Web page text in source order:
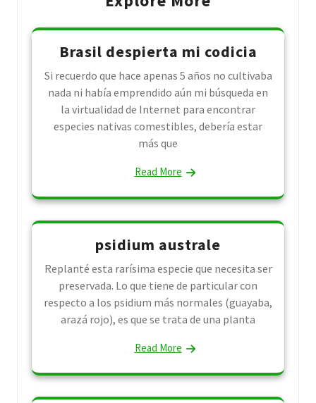
Brasil despierta mi codicia
Si recuerdo que hace apenas 5 años no cultivaba
nada ni había emprendido aún mi búsqueda en
la virtualidad de Internet para encontrar
especies nativas comestibles, debería estar
más que
Read More
psidium australe
Replanté esta rarísima especie que necesita ser
preservada. Lo que tiene de particular con
respecto a los psidium más normales (guayaba,
arazá rojo), es que se trata de una planta
Read More